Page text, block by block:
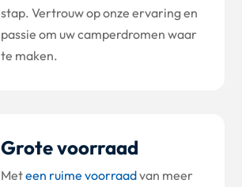
stap. Vertrouw op onze ervaring en
passie om uw camperdromen waar
te maken.
Grote voorraad
Meteen ruime voorraadvan meer